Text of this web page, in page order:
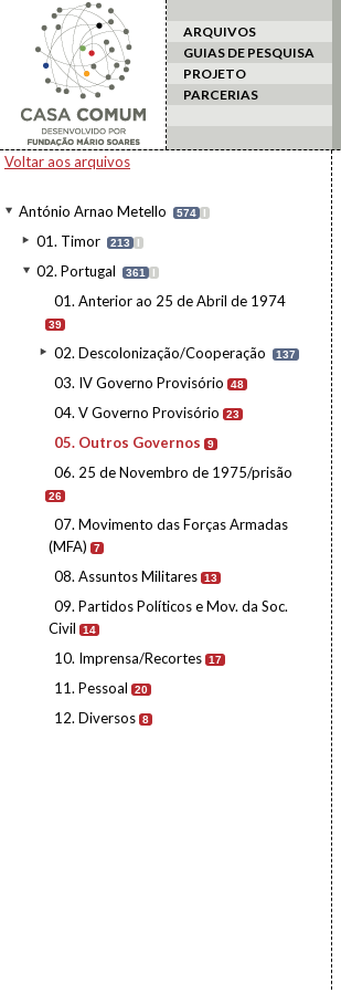
ARQUIVOS
GUIAS DE PESQUISA
PROJETO
PARCERIAS
Voltar aos arquivos
António Arnao Metello 574 I
01. Timor 213 I
02. Portugal 361 I
01. Anterior ao 25 de Abril de 1974
39
02. Descolonização/Cooperação 137
03. IV Governo Provisório 48
04. V Governo Provisório 23
05. Outros Governos 9
06. 25 de Novembro de 1975/prisão
26
07. Movimento das Forças Armadas
(MFA)
7
08. Assuntos Militares 13
09. Partidos Políticos e Mov. da Soc.
Civil
14
10. Imprensa/Recortes 17
11. Pessoal 20
12. Diversos 8